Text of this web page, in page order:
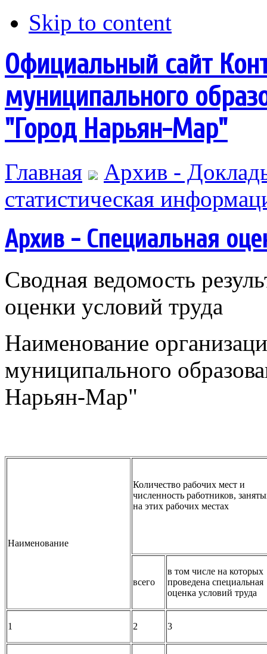
Skip to content
Официальный сайт
муниципального
"Город Нарьян-Мар"
Главная
Архив -
статистическая
Архив - Специальная
Сводная ведомость
оценки условий труда
Наименование
муниципального
Нарьян-Мар"
Наименование
Количество рабочих мест и
численность работников,
на этих рабочих местах
всего
в том числе на которых
проведена специальная
оценка условий труда
1 2 3